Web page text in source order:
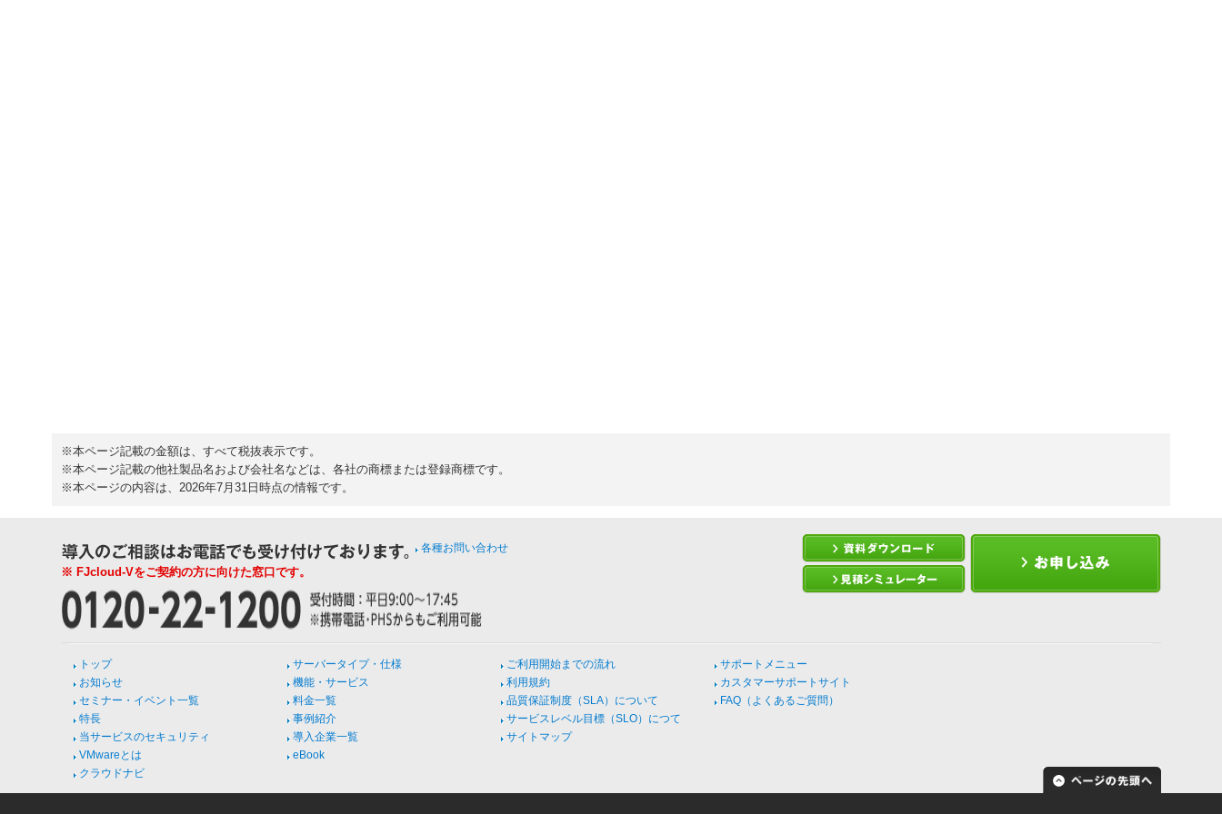
※本ページ記載の金額は、すべて税抜表示です。
※本ページ記載の他社製品名および会社名などは、各社の商標または登録商標です。
※本ページの内容は、2026年7月31日時点の情報です。
各種お問い合わせ
※ FJcloud-Vをご契約の方に向けた窓口です。
トップ
お知らせ
セミナー・イベント一覧
特長
当サービスのセキュリティ
VMwareとは
クラウドナビ
サーバータイプ・仕様
機能・サービス
料金一覧
事例紹介
導入企業一覧
eBook
ご利用開始までの流れ
利用規約
品質保証制度（SLA）について
サービスレベル目標（SLO）につて
サイトマップ
サポートメニュー
カスタマーサポートサイト
FAQ（よくあるご質問）